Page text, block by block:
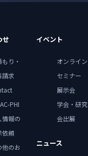
せ
もり・
請求
PHI
情報の
依頼
他のお
イベント
オンライン
セミナー
展示会
学会・研究
会出展
ニュース